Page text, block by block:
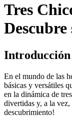
Tres
Introducción
En el mundo de las
básicas y versátiles
en la dinámica de
divertidas y, a la vez,
descubrimiento!